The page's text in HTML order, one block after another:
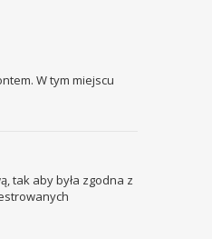
W tym miejscu
tak aby była zgodna z